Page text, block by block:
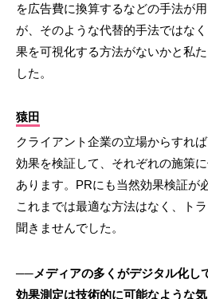
を広告費に換算するなどの手法が
が、そのような代替的手法ではな
果を可視化する方法がないかと私
した。
猿田
クライアント企業の立場からすれ
効果を検証して、それぞれの施策
あります。PRにも当然効果検証が
これまでは最適な方法はなく、ト
聞きませんでした。
──メディアの多くがデジタル化し
効果測定は技術的に可能なような気